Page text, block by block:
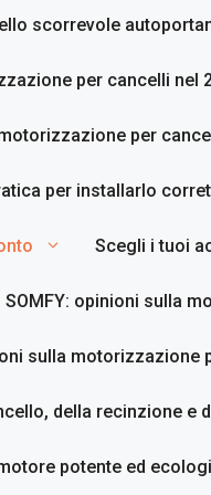
scorrevole
per cancelli nel
per
per installarlo
Scegli i tuoi
SOMFY: opinioni sulla
sulla motorizzazione
della recinzione e
potente ed